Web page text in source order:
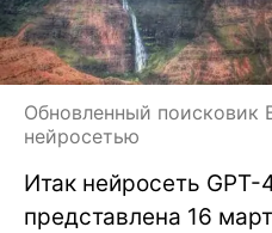
Обновленный поисковик
нейросетью
Итак нейросеть
представлена 16